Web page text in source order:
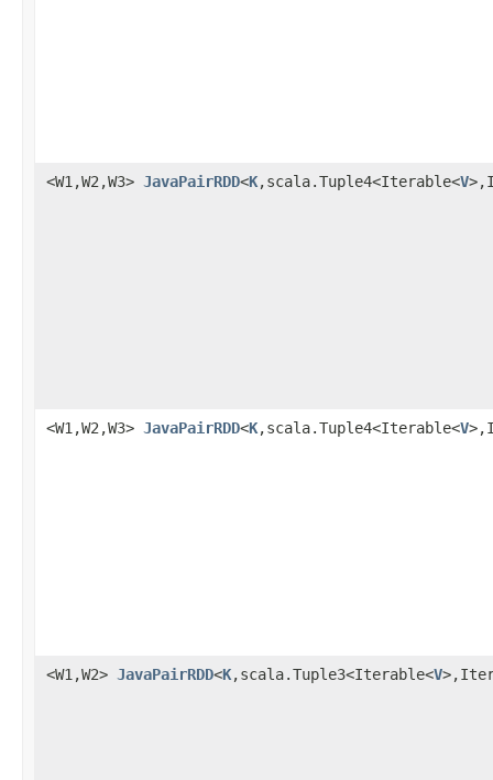
<W1,W2,W3> JavaPairRDD<K,scala.Tuple4<Iterable<V
<W1,W2,W3> JavaPairRDD<K,scala.Tuple4<Iterable<V
<W1,W2> JavaPairRDD<K,scala.Tuple3<Iterable<V